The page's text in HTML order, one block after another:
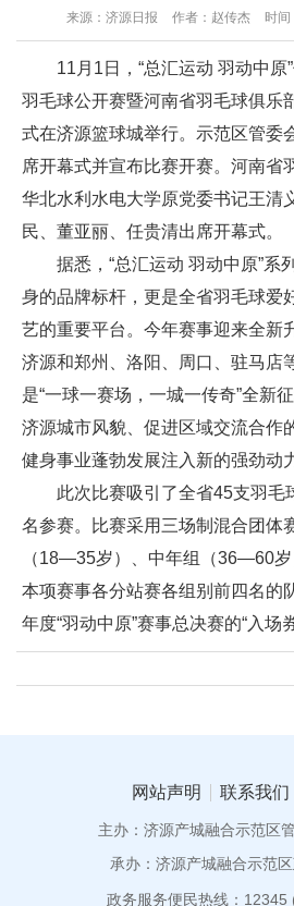
来源：济源日报 作者：赵传杰 时
11月1日，“总汇运动 羽动中原
羽毛球公开赛暨河南省羽毛球俱乐
式在济源篮球城举行。示范区管委
席开幕式并宣布比赛开赛。河南省
华北水利水电大学原党委书记王清
民、董亚丽、任贵清出席开幕式。
据悉，“总汇运动 羽动中原”系
身的品牌标杆，更是全省羽毛球爱
艺的重要平台。今年赛事迎来全新
济源和郑州、洛阳、周口、驻马店
是“一球一赛场，一城一传奇”全新
济源城市风貌、促进区域交流合作
健身事业蓬勃发展注入新的强劲动
此次比赛吸引了全省45支羽毛
名参赛。比赛采用三场制混合团体
（18—35岁）、中年组（36—60
本项赛事各分站赛各组别前四名的
年度“羽动中原”赛事总决赛的“入场券
网站声明 联系我们
主办：济源产城融合示范区
承办：济源产城融合示范
政务服务便民热线：12345